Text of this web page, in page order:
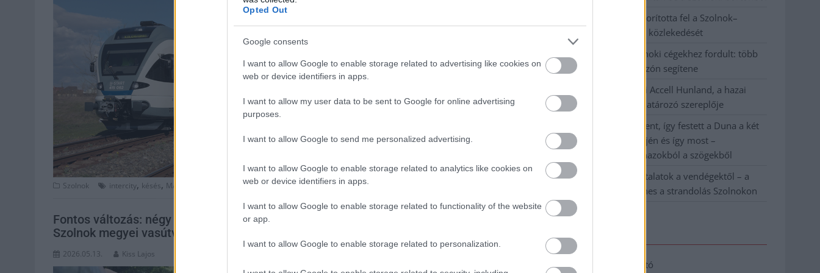
Opted Out
Google consents
I want to allow Google to enable storage related to advertising like cookies on
web or device identifiers in apps.
I want to allow my user data to be sent to Google for online advertising
purposes.
I want to allow Google to send me personalized advertising.
I want to allow Google to enable storage related to analytics like cookies on
web or device identifiers in apps.
I want to allow Google to enable storage related to functionality of the website
or app.
I want to allow Google to enable storage related to personalization.
TOVÁBB OLVASOM
Szolnok intercity, késés, MÁV nagykáta ,pályahiba ,Szolnok,tápiószele
Fontos változás: négy napon át teljes vágányzárra számítsunk az egyik Jász-Nagykun-
Szolnok megyei vasútvonalon
2026.05.13. Kiss Lajos
Váratlan fennakadás borította fel a Szolnok–
Kecskemét vasútvonal közlekedését
A polgármester a szolnoki cégekhez fordult: több
száz elbocsátott dolgozón segítene
Csődbe ment a tószegi Accell Hunland, a hazai
kerékpárgyártás meghatározó szereplője
Egyszer fent, egyszer lent, így festett a Duna a két
évvel ezelőtti árvíz idején és így most –
fotógyűjtemény ugyanazokból a szögekből
Ilyenek eddig a tapasztalatok a vendégektől – a
hőhullám miatt ingyenes a strandolás Szolnokon
Adatkezelési tájékoztató